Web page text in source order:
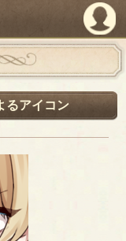
PandoraPartyProject
るアイコン